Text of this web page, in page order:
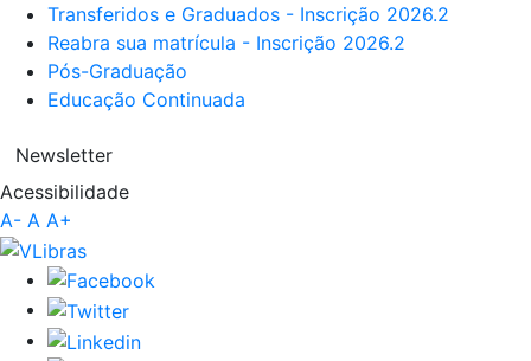
Transferidos e Graduados - Inscrição 2026.2
Reabra sua matrícula - Inscrição 2026.2
Pós-Graduação
Educação Continuada
Newsletter
Acessibilidade
A- A A+